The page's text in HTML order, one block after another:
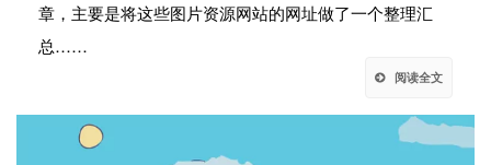
章，主要是将这些图片资源网站的网址做了一个整理汇
总……
阅读全文